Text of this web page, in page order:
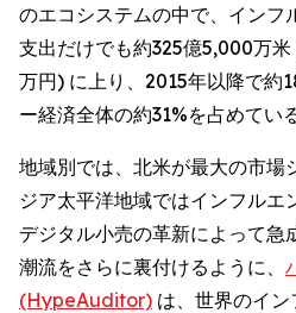
のエコシステムの中で、インフ
支出だけでも約325億5,000万
万円) に上り、2015年以降で約
ー経済全体の約31%を占めている
地域別では、北米が最大の市場
ジア太平洋地域ではインフルエ
デジタル小売の革新によって急
潮流をさらに裏付けるように、
(HypeAuditor) は、世界のイ